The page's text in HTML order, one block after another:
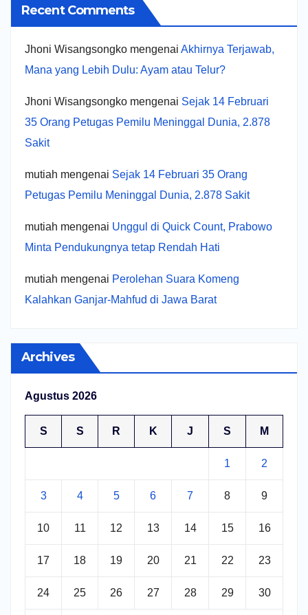
Recent Comments
Jhoni Wisangsongko mengenai Akhirnya Terjawab,
Mana yang Lebih Dulu: Ayam atau Telur?
Jhoni Wisangsongko mengenai Sejak 14 Februari
35 Orang Petugas Pemilu Meninggal Dunia, 2.878
Sakit
mutiah mengenai Sejak 14 Februari 35 Orang
Petugas Pemilu Meninggal Dunia, 2.878 Sakit
mutiah mengenai Unggul di Quick Count, Prabowo
Minta Pendukungnya tetap Rendah Hati
mutiah mengenai Perolehan Suara Komeng
Kalahkan Ganjar-Mahfud di Jawa Barat
Archives
Agustus 2026
S S R K J S M
1 2
3 4 5 6 7 8 9
10 11 12 13 14 15 16
17 18 19 20 21 22 23
24 25 26 27 28 29 30